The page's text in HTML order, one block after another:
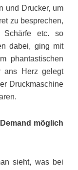
und Drucker, um
zu besprechen,
Schärfe etc. so
dabei, ging mit
phantastischen
ans Herz gelegt
Druckmaschine
möglich
sieht, was bei